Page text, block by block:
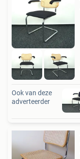
Ook van deze
adverteerder